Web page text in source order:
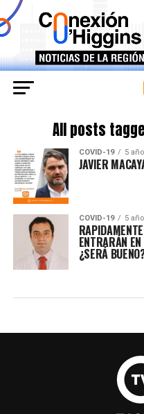
All posts
COVID-19 5
JAVIER
COVID-19 5
ENTRARÁN
¿SERÁ